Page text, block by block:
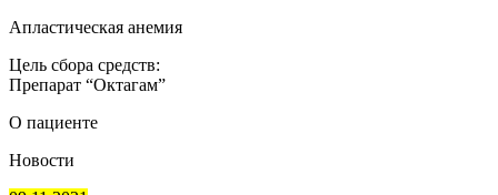
Апластическая анемия
Цель сбора средств:
Препарат “Октагам”
О пациенте
Новости